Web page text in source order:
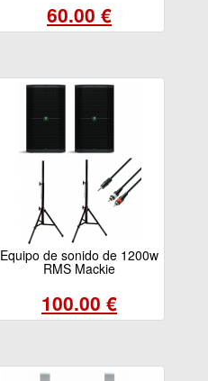
60.00 €
Equipo de sonido de 1200w
RMS Mackie
100.00 €